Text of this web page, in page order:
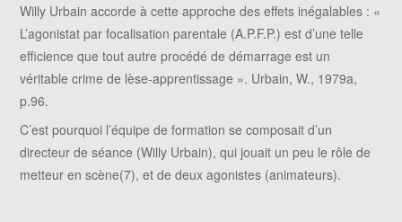
Willy Urbain accorde à cette approche des effets inégalables : «
L’agonistat par focalisation parentale (A.P.F.P.) est d’une telle
efficience que tout autre procédé de démarrage est un
véritable crime de lèse-apprentissage ». Urbain, W., 1979a,
p.96.
C’est pourquoi l’équipe de formation se composait d’un
directeur de séance (Willy Urbain), qui jouait un peu le rôle de
metteur en scène(7), et de deux agonistes (animateurs).